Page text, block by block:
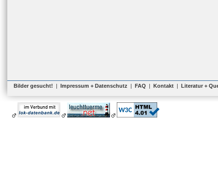
Bilder gesucht! | Impressum + Datenschutz | FAQ | Kontakt | Literatur +